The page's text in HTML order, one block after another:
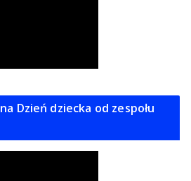
Dzień dziecka od zespołu